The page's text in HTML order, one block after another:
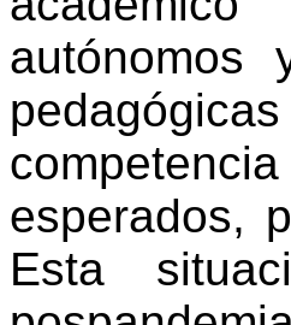
autónomos
esperados,
Esta